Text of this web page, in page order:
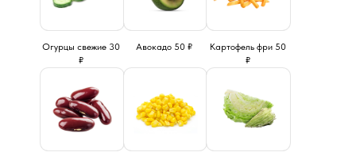
Огурцы свежие 30
₽
Авокадо 50 ₽
Картофель фри 50
₽